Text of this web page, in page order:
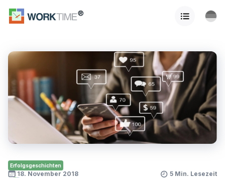
Erfolgsgeschichten
18. November 2018 5 Min. Lesezeit